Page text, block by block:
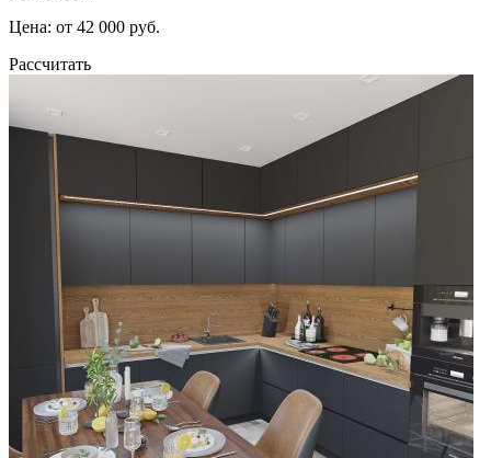
Цена: от 42 000 руб.
Рассчитать